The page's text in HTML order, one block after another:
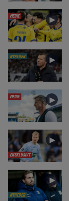
MEDIE ►
NYHEDER ►
MEDIE ►
EKSKLUSIVT
►
NYHEDER
►